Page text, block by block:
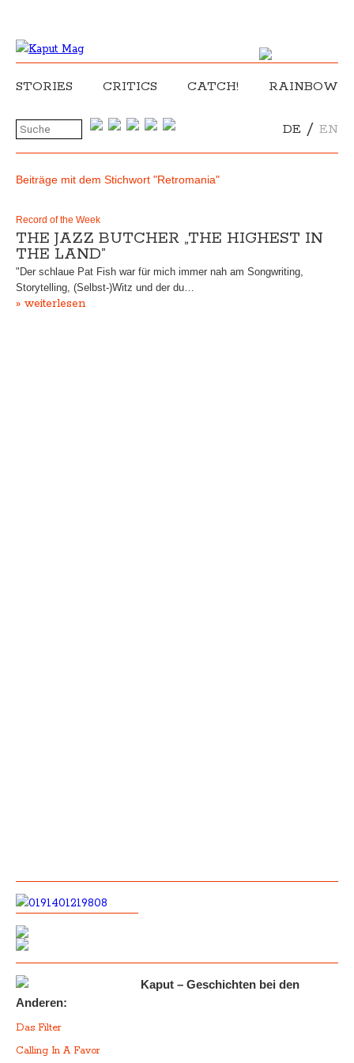
STORIES CRITICS CATCH! RAINBOW
DE / EN
Beiträge mit dem Stichwort "Retromania"
Record of the Week
THE JAZZ BUTCHER „THE HIGHEST IN
THE LAND”
"Der schlaue Pat Fish war für mich immer nah am Songwriting,
Storytelling, (Selbst-)Witz und der du…
» weiterlesen
Kaput – Geschichten bei den
Anderen:
Das Filter
Calling In A Favor